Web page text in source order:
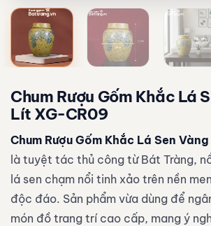
Chum Rượu Gốm Khắc Lá
Lít XG-CR09
Chum Rượu Gốm Khắc Lá Sen
là tuyệt tác thủ công từ Bát Tràng,
lá sen chạm nổi tinh xảo trên nền
độc đáo. Sản phẩm vừa dùng để
món đồ trang trí cao cấp, mang ý